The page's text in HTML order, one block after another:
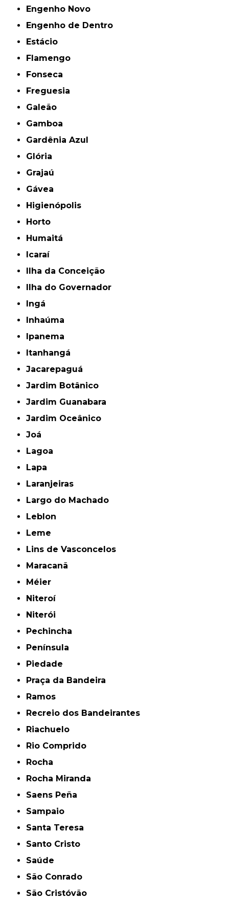
Engenho Novo
Engenho de Dentro
Estácio
Flamengo
Fonseca
Freguesia
Galeão
Gamboa
Gardênia Azul
Glória
Grajaú
Gávea
Higienópolis
Horto
Humaitá
Icaraí
Ilha da Conceição
Ilha do Governador
Ingá
Inhaúma
Ipanema
Itanhangá
Jacarepaguá
Jardim Botânico
Jardim Guanabara
Jardim Oceânico
Joá
Lagoa
Lapa
Laranjeiras
Largo do Machado
Leblon
Leme
Lins de Vasconcelos
Maracanã
Méier
Niteroí
Niterói
Pechincha
Península
Piedade
Praça da Bandeira
Ramos
Recreio dos Bandeirantes
Riachuelo
Rio Comprido
Rocha
Rocha Miranda
Saens Peña
Sampaio
Santa Teresa
Santo Cristo
Saúde
São Conrado
São Cristóvão